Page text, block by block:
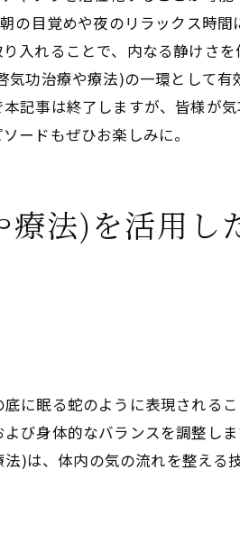
クンダリニーの神秘
ル
のヒント
の目覚めや夜のリラックス時間
入れることで、内なる静けさ
功治療や療法)の一環として有
記事は終了しますが、皆様が
ードもぜひお楽しみに。
法)を活用し
に眠る蛇のように表現される
び身体的なバランスを調整し
)は、体内の気の流れを整える